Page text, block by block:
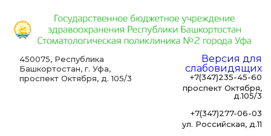
450075, Республика
Башкортостан, г. Уфа,
проспект Октября, д. 105/3
Версия для
слабовидящих
+7(347)235-45-60
проспект Октября,
д.105/3
+7(347)277-06-03
ул. Российская, д.11